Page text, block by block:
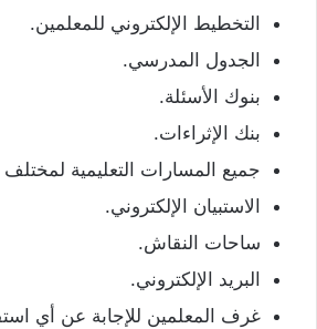
التخطيط الإلكتروني للمعلمين.
الجدول المدرسي.
بنوك الأسئلة.
بنك الإثراءات.
جميع المسارات التعليمية لمختلف
الاستبيان الإلكتروني.
ساحات النقاش.
البريد الإلكتروني.
غرف المعلمين للإجابة عن أي